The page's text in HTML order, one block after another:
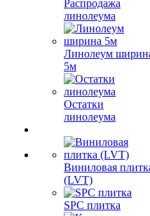
Распродажа
линолеума
Линолеум
5м
Остатки
линолеума
Виниловая
(LVT)
SPC плитка